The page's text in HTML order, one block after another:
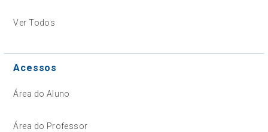
Ver Todos
Acessos
Área do Aluno
Área do Professor